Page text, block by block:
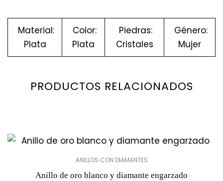
Material:
Plata
Color:
Plata
Piedras:
Cristales
Género:
Mujer
PRODUCTOS RELACIONADOS
ANILLOS CON DIAMANTES
Anillo de oro blanco y diamante engarzado